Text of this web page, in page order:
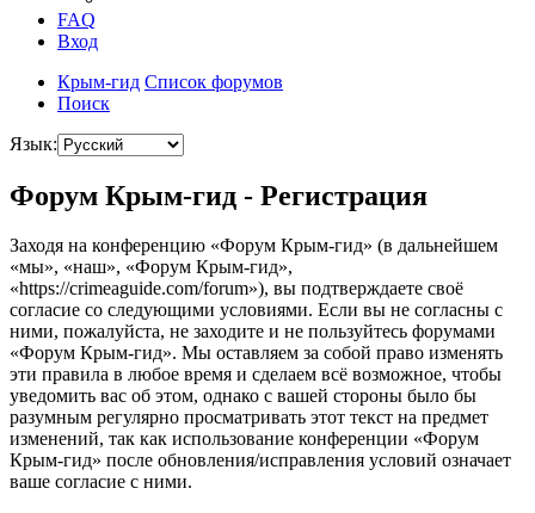
FAQ
Вход
Крым-гид Список форумов
Поиск
Язык:
Форум Крым-гид - Регистрация
Заходя на конференцию «Форум Крым-гид» (в дальнейшем
«мы», «наш», «Форум Крым-гид»,
«https://crimeaguide.com/forum»), вы подтверждаете своё
согласие со следующими условиями. Если вы не согласны с
ними, пожалуйста, не заходите и не пользуйтесь форумами
«Форум Крым-гид». Мы оставляем за собой право изменять
эти правила в любое время и сделаем всё возможное, чтобы
уведомить вас об этом, однако с вашей стороны было бы
разумным регулярно просматривать этот текст на предмет
изменений, так как использование конференции «Форум
Крым-гид» после обновления/исправления условий означает
ваше согласие с ними.